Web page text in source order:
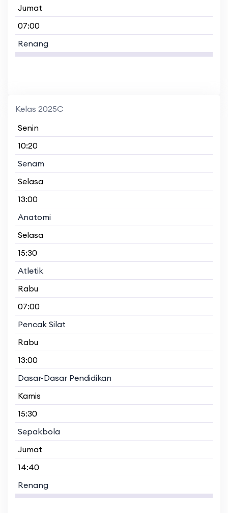
Jumat
07:00
Renang
Kelas 2025C
Senin
10:20
Senam
Selasa
13:00
Anatomi
Selasa
15:30
Atletik
Rabu
07:00
Pencak Silat
Rabu
13:00
Dasar-Dasar Pendidikan
Kamis
15:30
Sepakbola
Jumat
14:40
Renang